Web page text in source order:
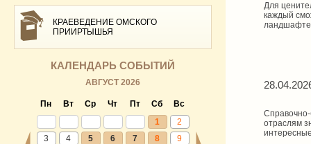
КРАЕВЕДЕНИЕ ОМСКОГО
ПРИИРТЫШЬЯ
КАЛЕНДАРЬ СОБЫТИЙ
АВГУСТ 2026
Пн Вт Ср Чт Пт Сб
Вс
1
2
3
4 5 6 7 8
9
Для
каждый
Справочно-
отраслям